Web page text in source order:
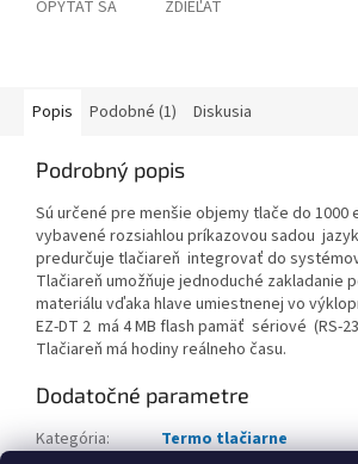
OPÝTAŤ SA ZDIEĽAŤ
Popis Podobné (1) Diskusia
Podrobný popis
Sú určené pre menšie objemy tlače do 1000
vybavené rozsiahlou príkazovou sadou
predurčuje tlačiareň integrovať do
Tlačiareň umožňuje jednoduché zakladanie
materiálu vďaka hlave umiestnenej vo
EZ-DT 2 má 4 MB flash pamäť sériové (RS-
Tlačiareň má hodiny reálneho času.
Dodatočné parametre
Kategória:
Termo tlačiarne